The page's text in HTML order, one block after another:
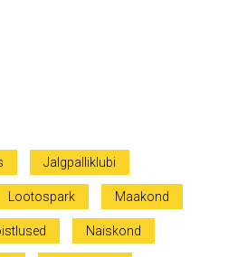
Jalgpalliklubi
Lootospark Maakond
Naiskond